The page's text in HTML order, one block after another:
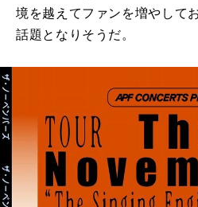
境を越えてファンを増やして
話題となりそうだ。